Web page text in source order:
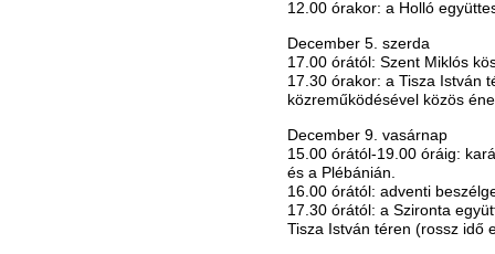
12.00 órakor: a Holló
December 5. szerda
17.00 órától: Szent Miklós
17.30 órakor: a Tisza István
közreműködésével közös
December 9. vasárnap
15.00 órától-19.00 óráig:
és a Plébánián.
16.00 órától: adventi
17.30 órától: a Szironta
Tisza István téren (rossz idő